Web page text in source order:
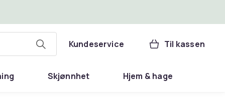
Kundeservice Til kassen
Skjønnhet Hjem & hage